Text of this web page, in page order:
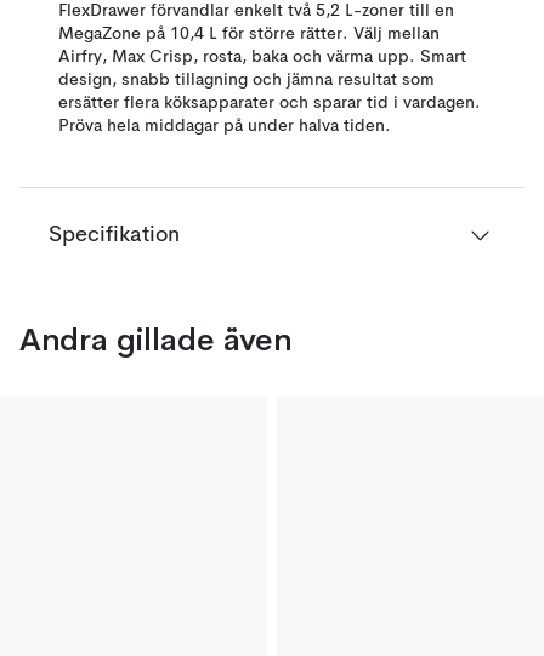
FlexDrawer förvandlar enkelt två 5,2 L-zoner till en
MegaZone på 10,4 L för större rätter. Välj mellan
Airfry, Max Crisp, rosta, baka och värma upp. Smart
design, snabb tillagning och jämna resultat som
ersätter flera köksapparater och sparar tid i vardagen.
Pröva hela middagar på under halva tiden.
Specifikation
Andra gillade även